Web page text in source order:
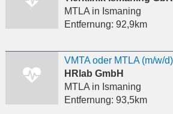
MTLAin Ismaning
Entfernung: 92,9km
HRlab GmbH
MTLAin Ismaning
Entfernung: 93,5km